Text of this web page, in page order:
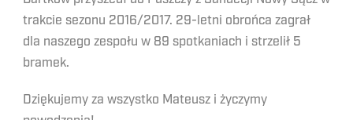
trakcie sezonu 2016/2017. 29-letni obrońca zagrał
dla naszego zespołu w 89 spotkaniach i strzelił 5
bramek.
Dziękujemy za wszystko Mateusz i życzymy